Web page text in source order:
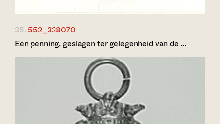
35. 552_328070
Een penning, geslagen ter gelegenheid van de …